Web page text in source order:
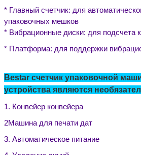
* Главный счетчик: для
упаковочных мешков
* Вибрационные диски: для подсчета
* Платформа: для поддержки
Bestar счетчик упаковочной
устройства являются
1. Конвейер конвейера
2Машина для печати дат
3. Автоматическое питание